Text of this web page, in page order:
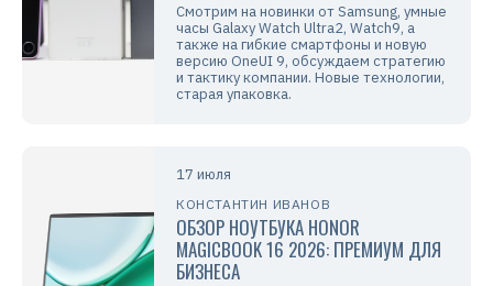
Смотрим на новинки от Samsung, умные
часы Galaxy Watch Ultra2, Watch9, а
также на гибкие смартфоны и новую
версию OneUI 9, обсуждаем стратегию
и тактику компании. Новые технологии,
старая упаковка.
17 июля
КОНСТАНТИН ИВАНОВ
ОБЗОР НОУТБУКА HONOR
MAGICBOOK 16 2026: ПРЕМИУМ ДЛЯ
БИЗНЕСА